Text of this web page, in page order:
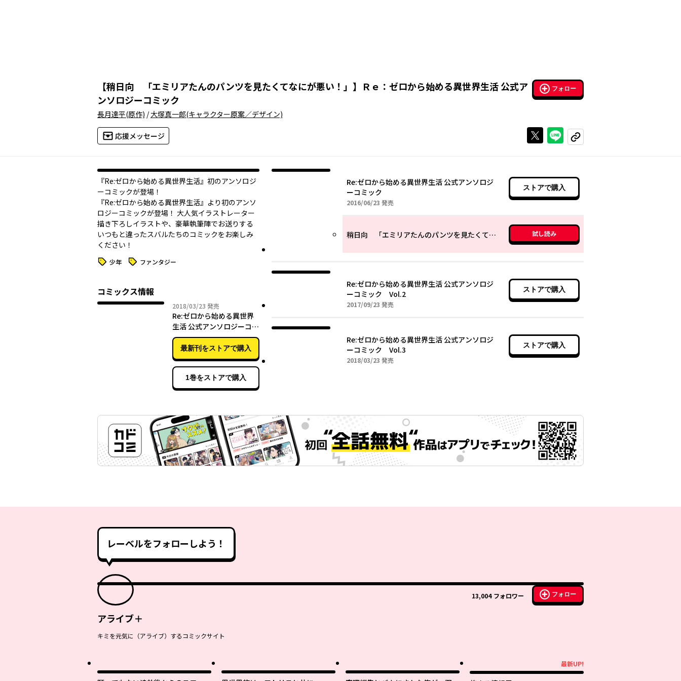
【稍日向 「エミリアたんのパンツを見たくてなにが悪い！」 】
Ｒｅ：ゼロから始める異世界生活 公式ア
ンソロジーコミック
フォロー
長月達平(原作) /大塚真一郎(キャラクター原案／デザイン)
応援メッセージ Xで投稿するラインでシェアする
コピーする
『Re:ゼロから始める異世界生活』初のアンソロジ
ーコミックが登場！
『Re:ゼロから始める異世界生活』より初のアンソ
ロジーコミックが登場！ 大人気イラストレーター
描き下ろしイラストや、豪華執筆陣でお送りする
いつもと違ったスバルたちのコミックをお楽しみ
ください！
タグ 少年 タグ ファンタジー
コミックス情報
2018/03/23 2018年03月23日
発売
Re:ゼロから始める異世界
生活 公式アンソロジーコミ
ック Vol.3
最新刊をストアで購入
1巻をストアで購入
Re:ゼロから始める異世界生活 公式アンソロジ
ーコミック
2016/06/23 2016年06月23日
発売
ストアで購入
稍日向 「エミリアたんのパンツを見たくてなにが悪い！」 試し読み
Re:ゼロから始める異世界生活 公式アンソロジ
ーコミック Vol.2
2017/09/23 2017年09月23日
発売
ストアで購入
Re:ゼロから始める異世界生活 公式アンソロジ
ーコミック Vol.3
2018/03/23 2018年03月23日
発売
ストアで購入
レーベルをフォローしよう！
13,004 フォロワー フォロー
アライブ＋
キミを元気に（アライブ）するコミックサイト
最新UP!